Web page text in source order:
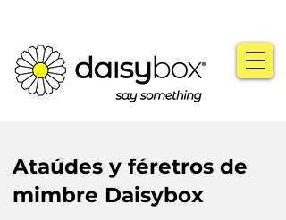
Ataúdes y féretros de
mimbre Daisybox